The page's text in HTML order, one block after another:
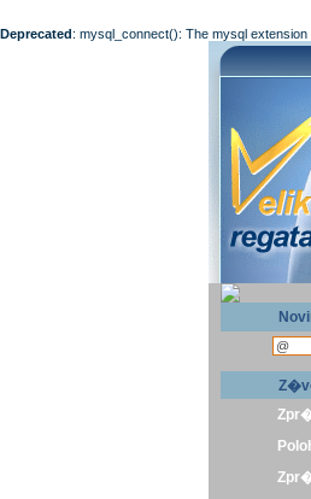
Deprecated: mysql_connect(): The mysql